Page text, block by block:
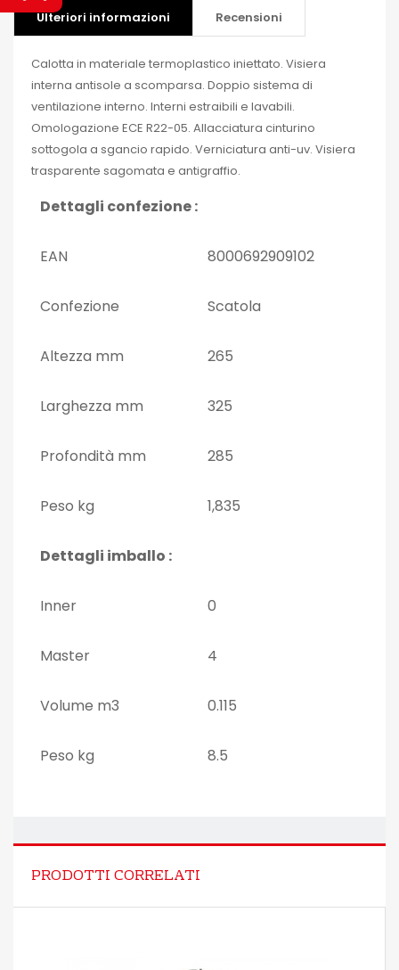
Ulteriori informazioni Recensioni
Calotta in materiale termoplastico iniettato. Visiera
interna antisole a scomparsa. Doppio sistema di
ventilazione interno. Interni estraibili e lavabili.
Omologazione ECE R22-05. Allacciatura cinturino
sottogola a sgancio rapido. Verniciatura anti-uv. Visiera
trasparente sagomata e antigraffio.
Dettagli confezione :
EAN 8000692909102
Confezione Scatola
Altezza mm 265
Larghezza mm 325
Profondità mm 285
Peso kg 1,835
Dettagli imballo :
Inner 0
Master 4
Volume m3 0.115
Peso kg 8.5
PRODOTTI CORRELATI